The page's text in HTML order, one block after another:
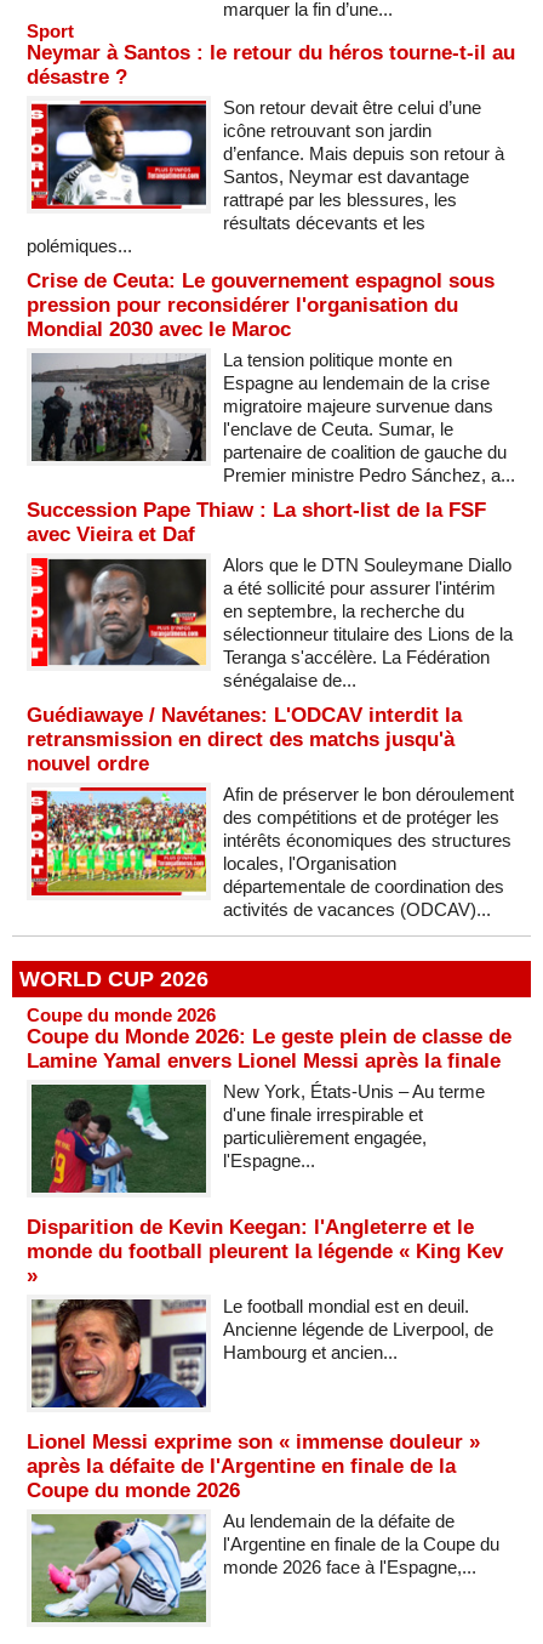
marquer la fin d’une...
Sport
Neymar à Santos : le retour du héros tourne-t-il au
désastre ?
Son retour devait être celui d’une
icône retrouvant son jardin
d’enfance. Mais depuis son retour à
Santos, Neymar est davantage
rattrapé par les blessures, les
résultats décevants et les
polémiques...
Crise de Ceuta: Le gouvernement espagnol sous
pression pour reconsidérer l'organisation du
Mondial 2030 avec le Maroc
La tension politique monte en
Espagne au lendemain de la crise
migratoire majeure survenue dans
l'enclave de Ceuta. Sumar, le
partenaire de coalition de gauche du
Premier ministre Pedro Sánchez, a...
Succession Pape Thiaw : La short-list de la FSF
avec Vieira et Daf
Alors que le DTN Souleymane Diallo
a été sollicité pour assurer l'intérim
en septembre, la recherche du
sélectionneur titulaire des Lions de la
Teranga s'accélère. La Fédération
sénégalaise de...
Guédiawaye / Navétanes: L'ODCAV interdit la
retransmission en direct des matchs jusqu'à
nouvel ordre
Afin de préserver le bon déroulement
des compétitions et de protéger les
intérêts économiques des structures
locales, l'Organisation
départementale de coordination des
activités de vacances (ODCAV)...
WORLD CUP 2026
Coupe du monde 2026
Coupe du Monde 2026: Le geste plein de classe de
Lamine Yamal envers Lionel Messi après la finale
New York, États-Unis – Au terme
d'une finale irrespirable et
particulièrement engagée,
l'Espagne...
Disparition de Kevin Keegan: l'Angleterre et le
monde du football pleurent la légende « King Kev
»
Le football mondial est en deuil.
Ancienne légende de Liverpool, de
Hambourg et ancien...
Lionel Messi exprime son « immense douleur »
après la défaite de l'Argentine en finale de la
Coupe du monde 2026
Au lendemain de la défaite de
l'Argentine en finale de la Coupe du
monde 2026 face à l'Espagne,...